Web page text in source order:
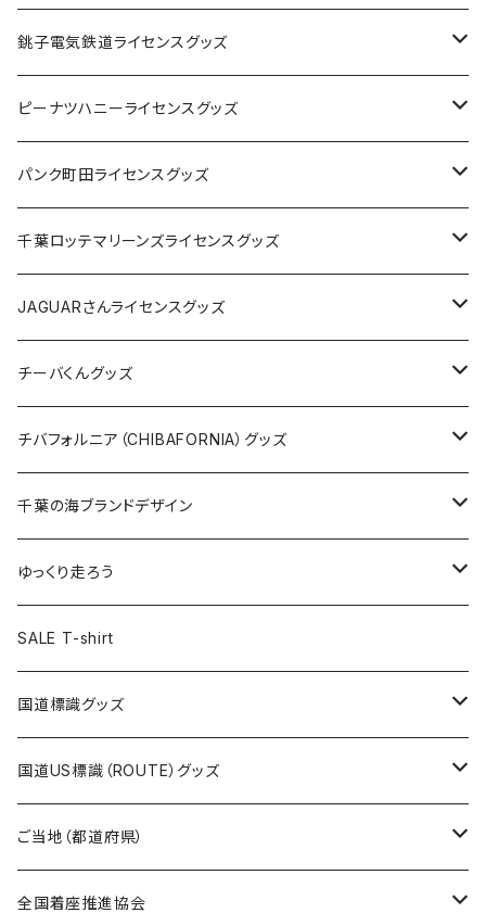
Tシャツ
キャップ
ステッカー
缶バッジ
ホテルキーホルダー
銚子電気鉄道ライセンスグッズ
ステッカー
缶バッジ
アクリルキーホルダー
ホテルキーホルダー
クリアファイル
Tシャツ
キャップ
トートバッグ
ランチバッグ
エコバッグ
ピーナツハニーライセンスグッズ
Tシャツ
キャップ
バッグ
ステッカー
缶バッジ
キーホルダー
クリアファイル
パンク町田ライセンスグッズ
Tシャツ
キャップ
バッグ
ステッカー
缶バッジ
キーホルダー
クリアファイル
千葉ロッテマリーンズライセンスグッズ
ステッカー
ステッカー
ステッカー大
缶バッジ
缶バッジ32mm
缶バッジ54mm
エコバッグ
JAGUARさんコラボグッズ
Tシャツ
ステッカー
サコッシュ
ホテルキーホルダー
モーテルキーホルダー
トートバッグ
JAGUARさんライセンスグッズ
Tシャツ
ステッカー
缶バッジ
クリアファイル
マスク
エコバッグ
千葉ロッテマリーンズコラボ
チーバくんグッズ
Tシャツ
キャップ
エコバッグ
ステッカー
モーテルキーホルダー
ホテルキーホルダー
トートバッグ
チバフォルニア（CHIBAFORNIA）グッズ
Tシャツ
キャップ
ステッカー
ホテルキーホルダー
千葉の海ブランドデザイン
Tシャツ
キャップ
ステッカー
ゆっくり走ろう
Tシャツ
ステッカー
ホテルキーホルダー
SALE T-shirt
国道標識グッズ
ステッカー
国道0～99号線
国道100～199号線
Tシャツ
キャップ
国道US標識（ROUTE）グッズ
ステッカー
ROUTE 0～99号線
Tシャツ
ご当地（都道府県）
北海道
全国着座推進協会